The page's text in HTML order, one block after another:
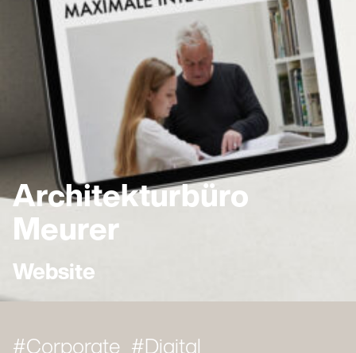
Architekturbüro
Meurer
Website
Corporate Digital